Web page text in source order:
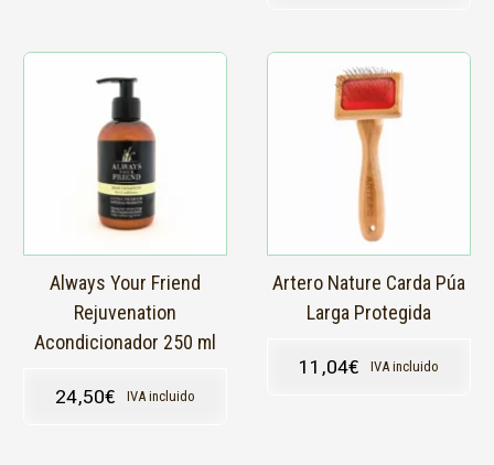
Always Your Friend
Rejuvenation
Acondicionador 250 ml
24,50€ IVA incluido
Artero Nature Carda Púa
Larga Protegida
11,04€ IVA incluido
Este
múltiples
elegir
en
página
producto